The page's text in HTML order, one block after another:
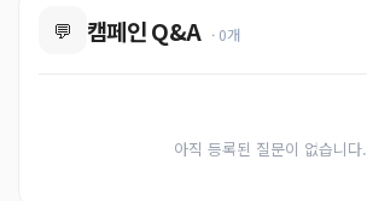
💬 캠페인 Q&A · 0개
아직 등록된 질문이 없습니다.